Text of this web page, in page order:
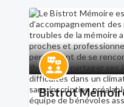
Bistrot